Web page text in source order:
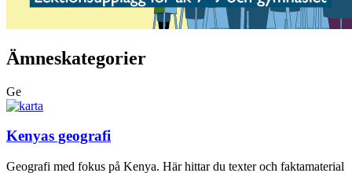
Ämneskategorier
Ge
Kenyas geografi
Geografi med fokus på Kenya. Här hittar du texter och faktamaterial